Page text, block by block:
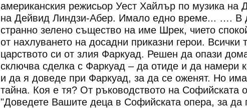
американския режисьор Уест Хайлър по музика на
на Дейвид Линдзи-Абер. Имало едно време... …. В
странно зелено същество на име Шрек, чието
от нахлуването на досадни приказни герои. Всички
царството си от злия Фаркуад. Решен да опази
сключва сделка с Фаркуад – да отиде и да намери
и да я доведе при Фаркуад, за да се оженят. Но
тайна. Коя е тя? От ръководството на Софийската
"Доведете Вашите деца в Софийската опера, за да